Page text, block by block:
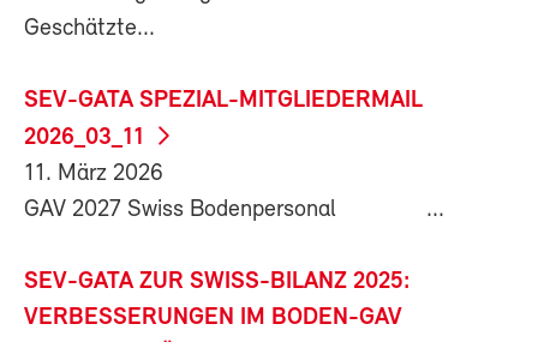
Geschätzte...
SEV-GATA SPEZIAL-MITGLIEDERMAIL
2026_03_11
11. März 2026
GAV 2027 Swiss Bodenpersonal ...
SEV-GATA ZUR SWISS-BILANZ 2025:
VERBESSERUNGEN IM BODEN-GAV